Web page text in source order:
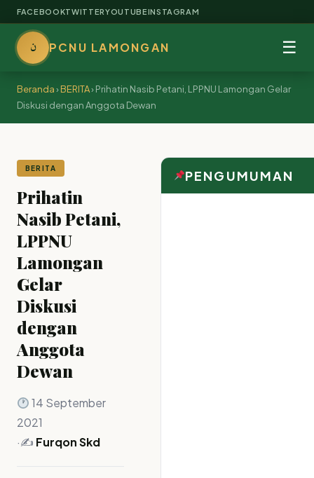
FACEBOOKTWITTERYOUTUBEINSTAGRAM
ن PCNU LAMONGAN ☰
Beranda›BERITA›Prihatin Nasib Petani, LPPNU Lamongan Gelar
Diskusi dengan Anggota Dewan
BERITA
Prihatin
Nasib Petani,
LPPNU
Lamongan
Gelar
Diskusi
dengan
Anggota
Dewan
14 September
2021
·✍️ Furqon Skd
PENGUMUMAN